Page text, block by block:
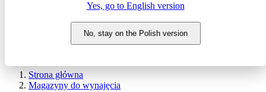
Yes, go to English version
No, stay on the Polish version
Strona główna
Magazyny do wynajęcia